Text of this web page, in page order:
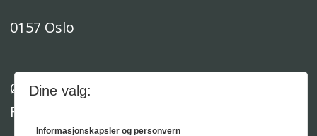
0157 Oslo
Økonomi24 Media AS er medlem av
Fagpressen
Dine valg:
Informasjonskapsler og personvern